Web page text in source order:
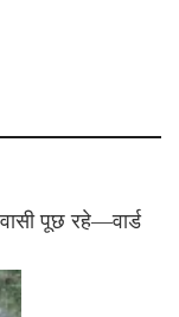
पूछ रहे—वार्ड